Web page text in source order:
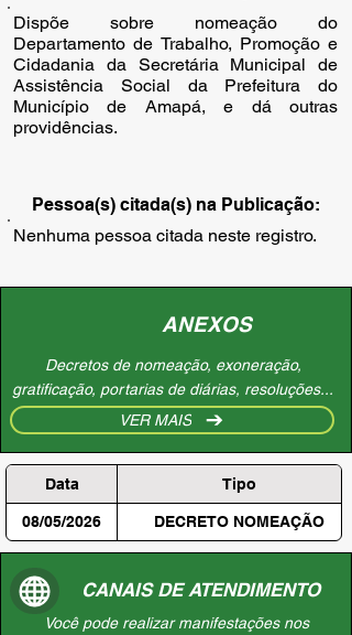
Dispõe sobre nomeação do
Departamento de Trabalho, Promoção e
Cidadania da Secretária Municipal de
Assistência Social da Prefeitura do
Município de Amapá, e dá outras
providências.
Pessoa(s) citada(s) na Publicação:
Nenhuma pessoa citada neste registro.
ANEXOS
Decretos de nomeação, exoneração,
gratificação, portarias de diárias, resoluções...
VER MAIS
Data Tipo
08/05/2026 DECRETO NOMEAÇÃO
CANAIS DE ATENDIMENTO
Você pode realizar manifestações nos